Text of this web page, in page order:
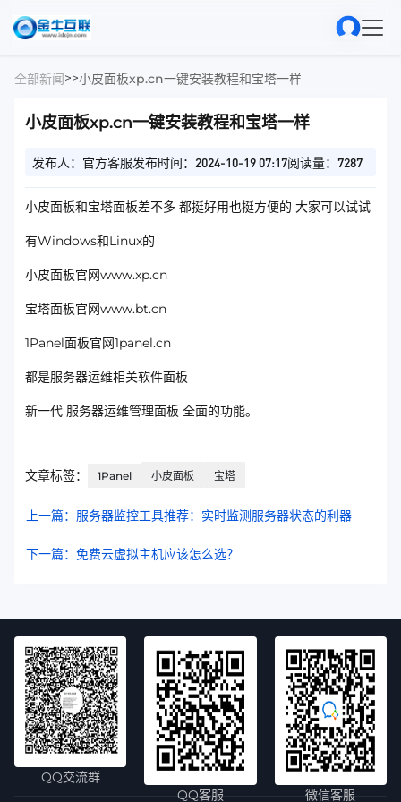
全部新闻>>小皮面板xp.cn一键安装教程和宝塔一样
小皮面板xp.cn一键安装教程和宝塔一样
发布人：官方客服发布时间：2024-10-19 07:17阅读量：7287
小皮面板和宝塔面板差不多 都挺好用也挺方便的 大家可以试试
有Windows和Linux的
小皮面板官网www.xp.cn
宝塔面板官网www.bt.cn
1Panel面板官网1panel.cn
都是服务器运维相关软件面板
新一代 服务器运维管理面板 全面的功能。
文章标签： 1Panel 小皮面板 宝塔
上一篇：服务器监控工具推荐：实时监测服务器状态的利器
下一篇：免费云虚拟主机应该怎么选？
QQ交流群
QQ客服
微信客服